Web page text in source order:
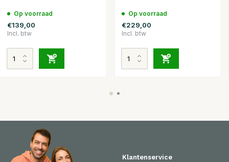
Op voorraad
€139,00
Incl. btw
Op voorraad
€229,00
Incl. btw
Klantenservice